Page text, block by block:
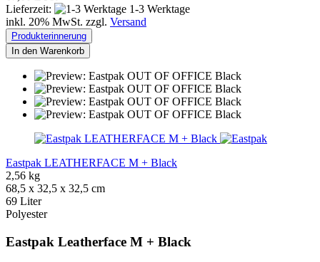
Lieferzeit:
1-3 Werktage
inkl. 20% MwSt. zzgl. Versand
Produkterinnerung
In den Warenkorb
Eastpak LEATHERFACE M + Black
2,56 kg
68,5 x 32,5 x 32,5 cm
69 Liter
Polyester
Eastpak Leatherface M + Black